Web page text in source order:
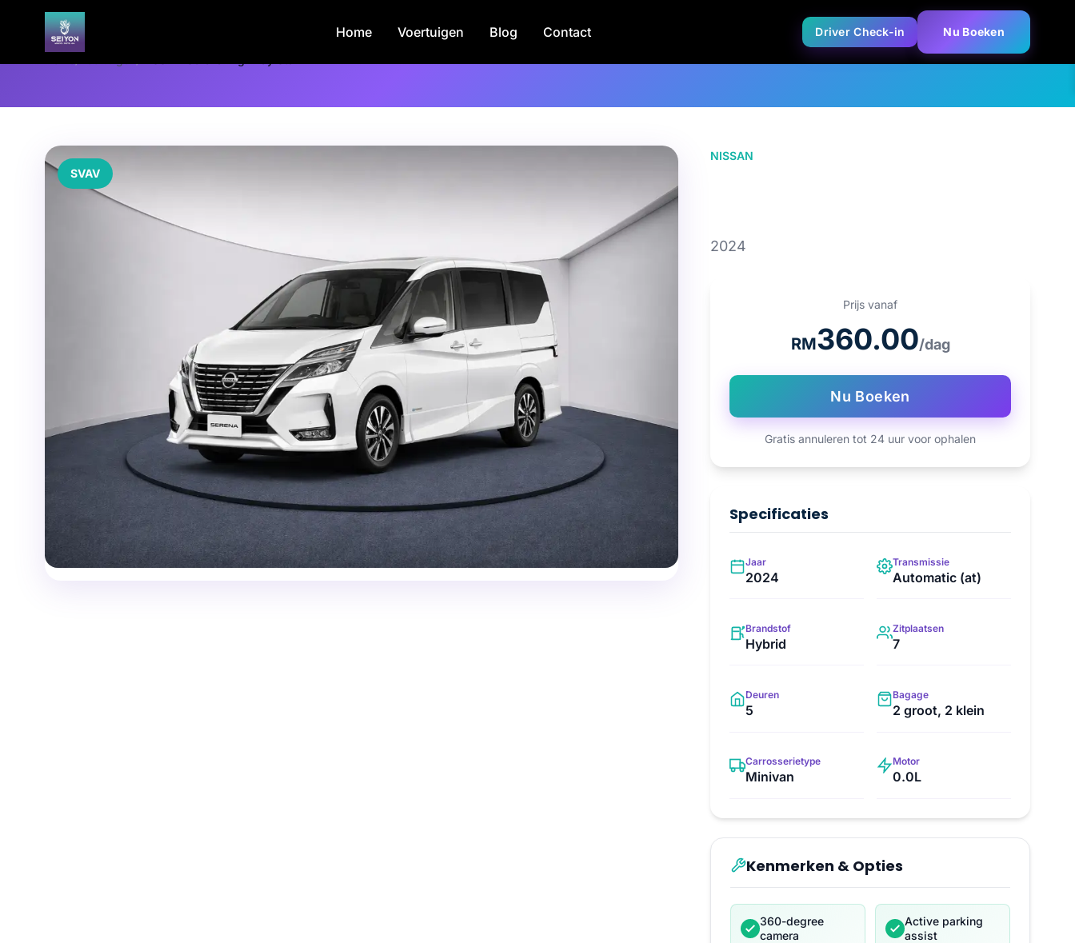
Home Voertuigen Blog Contact Driver Check-in Nu Boeken
SVAV
NISSAN
2024
Prijs vanaf
RM360.00/dag
Nu Boeken
Gratis annuleren tot 24 uur voor ophalen
Specificaties
Jaar
2024
Transmissie
Automatic (at)
Brandstof
Hybrid
Zitplaatsen
7
Deuren
5
Bagage
2 groot, 2 klein
Carrosserietype
Minivan
Motor
0.0L
Kenmerken & Opties
360-degree
camera
Active parking
assist